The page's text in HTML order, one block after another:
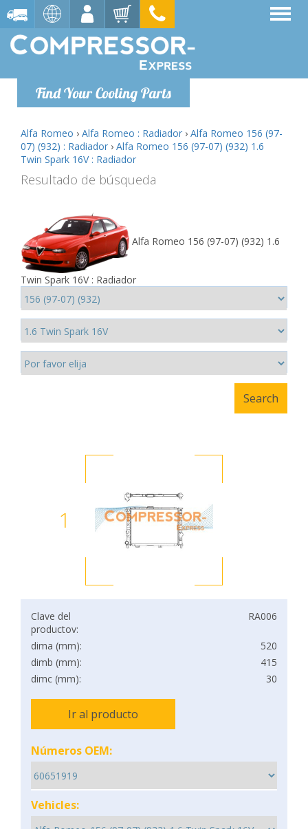
Find Your Cooling Parts
Alfa Romeo › Alfa Romeo : Radiador › Alfa Romeo 156 (97-
07) (932) : Radiador › Alfa Romeo 156 (97-07) (932) 1.6
Twin Spark 16V : Radiador
Resultado de búsqueda
Alfa Romeo 156 (97-07) (932) 1.6
Twin Spark 16V : Radiador
1
Clave del
productov:
RA006
dima (mm):
520
dimb (mm):
415
dimc (mm):
30
Ir al producto
Números OEM:
Vehicles: